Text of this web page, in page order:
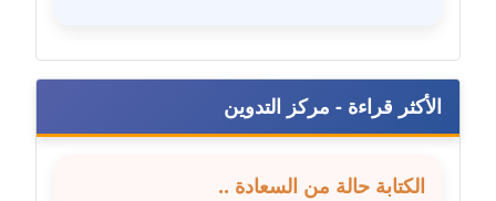
مدونة شيماء عصام
عاملة
مدونة شيماء عمارة
الأكثر قراءة - مركز التدوين
الكتابة حالة من السعادة ..